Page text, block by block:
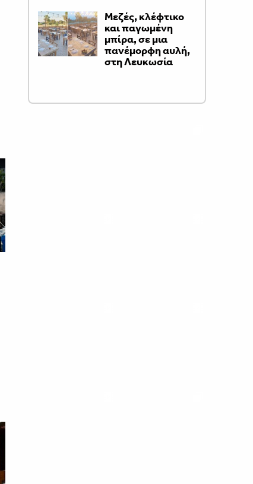
Μεζές, κλέφτικο
και παγωμένη
μπίρα, σε μια
πανέμορφη αυλή,
στη Λευκωσία